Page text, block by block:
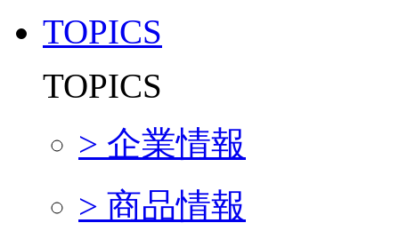
TOPICS
TOPICS
> 企業情報
> 商品情報